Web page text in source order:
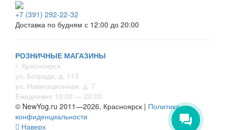
+7 (391) 292-22-32
Доставка по будням с 12:00 до 20:00
РОЗНИЧНЫЕ МАГАЗИНЫ
г. Красноярск
ул. Бограда, д. 113
ул. Навигационная, д. 7
Ежедневно 10:00 — 20:00
© NewYog.ru 2011—2026, Красноярск | Политика
конфиденциальности
Наверх